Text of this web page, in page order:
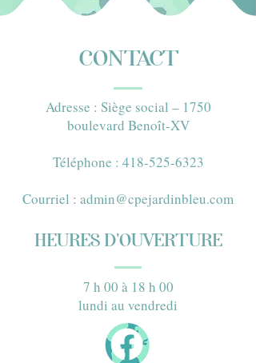
CONTACT
Adresse : Siège social – 1750
boulevard Benoît-XV​
Téléphone : 418-525-6323​
Courriel : admin@cpejardinbleu.com
HEURES D'OUVERTURE
7 h 00 à 18 h 00
lundi au vendredi